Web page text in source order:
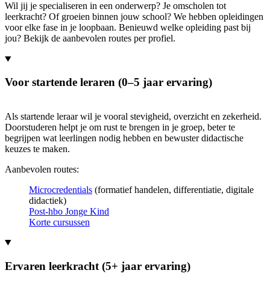
Wil jij je specialiseren in een onderwerp? Je omscholen tot
leerkracht? Of groeien binnen jouw school? We hebben opleidingen
voor elke fase in je loopbaan. Benieuwd welke opleiding past bij
jou? Bekijk de aanbevolen routes per profiel.
Voor startende leraren (0–5 jaar ervaring)
Als startende leraar wil je vooral stevigheid, overzicht en zekerheid.
Doorstuderen helpt je om rust te brengen in je groep, beter te
begrijpen wat leerlingen nodig hebben en bewuster didactische
keuzes te maken.
Aanbevolen routes:
Microcredentials (formatief handelen, differentiatie, digitale
didactiek)
Post-hbo Jonge Kind
Korte cursussen
Ervaren leerkracht (5+ jaar ervaring)